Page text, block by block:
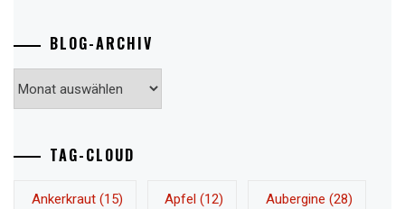
BLOG-ARCHIV
TAG-CLOUD
Ankerkraut(15) Apfel (12) Aubergine (28)